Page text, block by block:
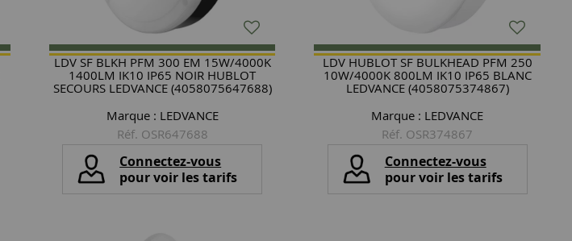
LDV SF BLKH PFM 300 EM 15W/4000K
1400LM IK10 IP65 NOIR HUBLOT
SECOURS LEDVANCE (4058075647688)
Marque : LEDVANCE
Réf. OSR647688
Connectez-vous
pour voir les tarifs
LDV HUBLOT SF BULKHEAD PFM 250
10W/4000K 800LM IK10 IP65 BLANC
LEDVANCE (4058075374867)
Marque : LEDVANCE
Réf. OSR374867
Connectez-vous
pour voir les tarifs